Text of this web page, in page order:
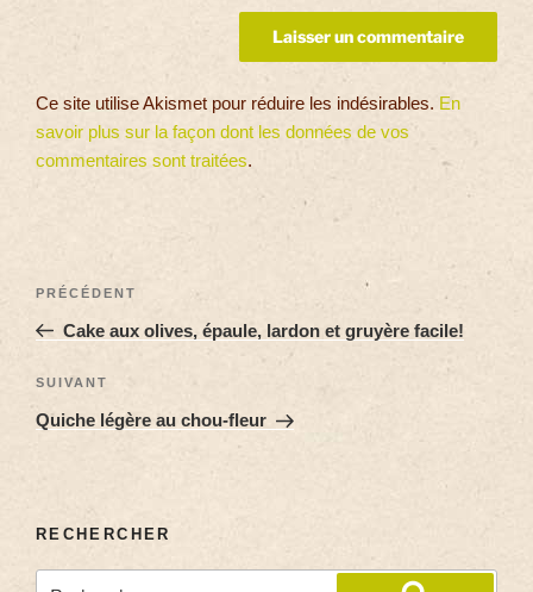
Ce site utilise Akismet pour réduire les indésirables. En
savoir plus sur la façon dont les données de vos
commentaires sont traitées.
PRÉCÉDENT
Cake aux olives, épaule, lardon et gruyère facile!
SUIVANT
Quiche légère au chou-fleur
RECHERCHER